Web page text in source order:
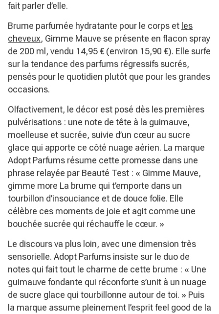
fait parler d’elle.
Brume parfumée hydratante pour le corps et les
cheveux, Gimme Mauve se présente en flacon spray
de 200 ml, vendu 14,95 € (environ 15,90 €). Elle surfe
sur la tendance des parfums régressifs sucrés,
pensés pour le quotidien plutôt que pour les grandes
occasions.
Olfactivement, le décor est posé dès les premières
pulvérisations : une note de tête à la guimauve,
moelleuse et sucrée, suivie d’un cœur au sucre
glace qui apporte ce côté nuage aérien. La marque
Adopt Parfums résume cette promesse dans une
phrase relayée par Beauté Test : « Gimme Mauve,
gimme more La brume qui t’emporte dans un
tourbillon d’insouciance et de douce folie. Elle
célèbre ces moments de joie et agit comme une
bouchée sucrée qui réchauffe le cœur. »
Le discours va plus loin, avec une dimension très
sensorielle. Adopt Parfums insiste sur le duo de
notes qui fait tout le charme de cette brume : « Une
guimauve fondante qui réconforte s’unit à un nuage
de sucre glace qui tourbillonne autour de toi. » Puis
la marque assume pleinement l’esprit feel good de la